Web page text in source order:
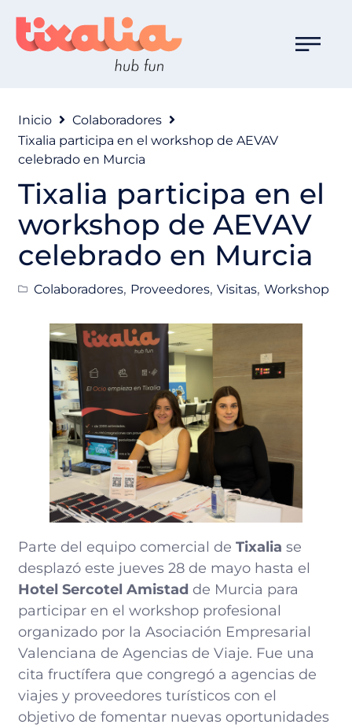
Inicio
Colaboradores
Tixalia participa en el workshop de AEVAV
celebrado en Murcia
Tixalia participa en el
workshop de AEVAV
celebrado en Murcia
Colaboradores, Proveedores, Visitas, Workshop
Parte del equipo comercial deTixaliase
desplazó este jueves 28 de mayo hasta el
Hotel Sercotel Amistad de Murcia para
participar en el workshop profesional
organizado por la Asociación Empresarial
Valenciana de Agencias de Viaje. Fue una
cita fructífera que congregó a agencias de
viajes y proveedores turísticos con el
objetivo de fomentar nuevas oportunidades